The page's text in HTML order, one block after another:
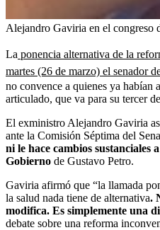
Alejandro Gaviria en el congreso
La ponencia alternativa de la
martes (26 de marzo) el senador
no convence a quienes ya habían
articulado, que va para su tercer
El exministro Alejandro Gaviria
ante la Comisión Séptima del
ni le hace cambios sustanciales
Gobierno de Gustavo Petro.
Gaviria afirmó que “la llamada
la salud nada tiene de alternativa.
modifica. Es simplemente una
debate sobre una reforma